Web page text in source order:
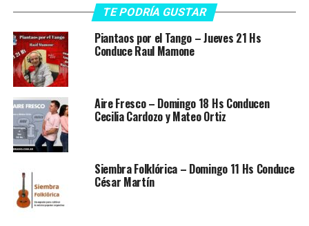
TE PODRÍA GUSTAR
Piantaos por el Tango – Jueves 21 Hs
Conduce Raul Mamone
Aire Fresco – Domingo 18 Hs Conducen
Cecilia Cardozo y Mateo Ortiz
Siembra Folklórica – Domingo 11 Hs Conduce
César Martín